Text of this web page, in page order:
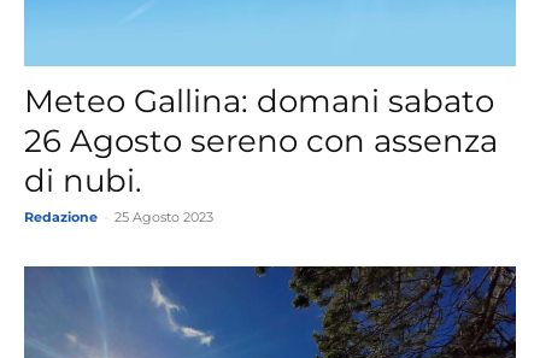
Meteo Gallina: domani sabato
26 Agosto sereno con assenza
di nubi.
Redazione 25 Agosto 2023